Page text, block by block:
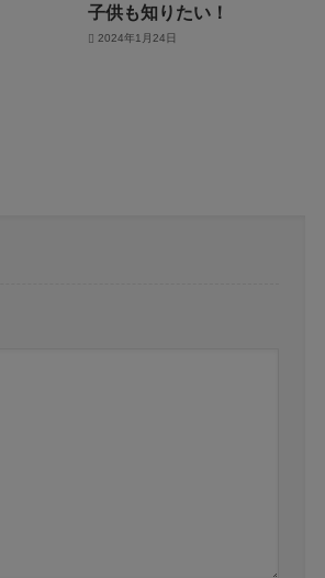
子供も知りたい！
2024年1月24日